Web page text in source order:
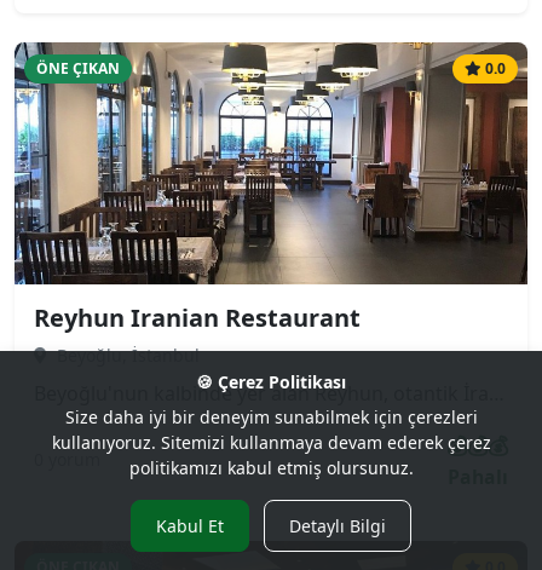
0.0
ÖNE ÇIKAN
Reyhun Iranian Restaurant
Beyoğlu, İstanbul
💰💰💰
🍪 Çerez Politikası
Size daha iyi bir deneyim sunabilmek için çerezleri
kullanıyoruz. Sitemizi kullanmaya devam ederek çerez
politikamızı kabul etmiş olursunuz.
Kabul Et Detaylı Bilgi